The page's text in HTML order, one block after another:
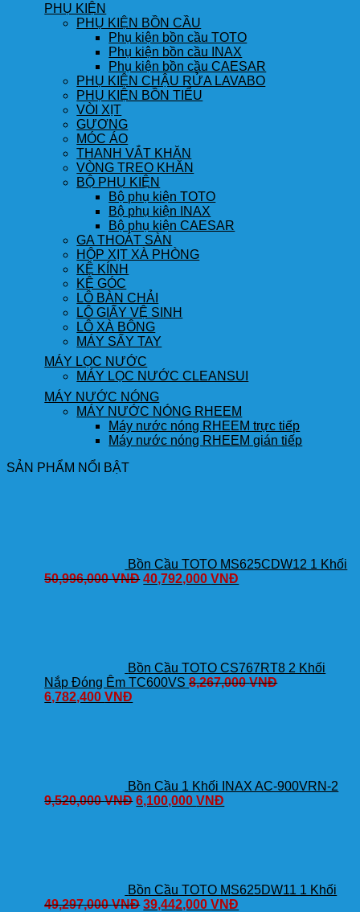
PHỤ KIỆN
PHỤ KIỆN BỒN CẦU
Phụ kiện bồn cầu TOTO
Phụ kiện bồn cầu INAX
Phụ kiện bồn cầu CAESAR
PHỤ KIỆN CHẬU RỬA LAVABO
PHỤ KIỆN BỒN TIỂU
VÒI XỊT
GƯƠNG
MÓC ÁO
THANH VẮT KHĂN
VÒNG TREO KHĂN
BỘ PHỤ KIỆN
Bộ phụ kiện TOTO
Bộ phụ kiện INAX
Bộ phụ kiện CAESAR
GA THOÁT SÀN
HỘP XỊT XÀ PHÒNG
KỆ KÍNH
KỆ GÓC
LÔ BÀN CHẢI
LÔ GIẤY VỆ SINH
LÔ XÀ BÔNG
MÁY SẤY TAY
MÁY LỌC NƯỚC
MÁY LỌC NƯỚC CLEANSUI
MÁY NƯỚC NÓNG
MÁY NƯỚC NÓNG RHEEM
Máy nước nóng RHEEM trực tiếp
Máy nước nóng RHEEM gián tiếp
SẢN PHẨM NỔI BẬT
Bồn Cầu TOTO MS625CDW12 1 Khối
50,996,000VNĐ 40,792,000VNĐ
Bồn Cầu TOTO CS767RT8 2 Khối
Nắp Đóng Êm TC600VS 8,267,000VNĐ
6,782,400VNĐ
Bồn Cầu 1 Khối INAX AC-900VRN-2
9,520,000VNĐ 6,100,000VNĐ
Bồn Cầu TOTO MS625DW11 1 Khối
49,297,000VNĐ 39,442,000VNĐ